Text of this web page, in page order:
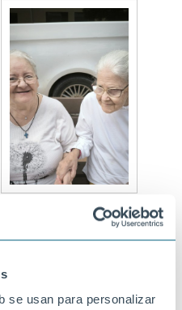
se usan para personalizar